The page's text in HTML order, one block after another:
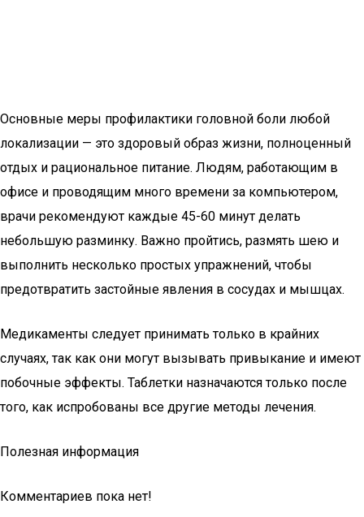
Основные меры профилактики головной боли любой
локализации — это здоровый образ жизни, полноценный
отдых и рациональное питание. Людям, работающим в
офисе и проводящим много времени за компьютером,
врачи рекомендуют каждые 45-60 минут делать
небольшую разминку. Важно пройтись, размять шею и
выполнить несколько простых упражнений, чтобы
предотвратить застойные явления в сосудах и мышцах.
Медикаменты следует принимать только в крайних
случаях, так как они могут вызывать привыкание и имеют
побочные эффекты. Таблетки назначаются только после
того, как испробованы все другие методы лечения.
Полезная информация
Комментариев пока нет!